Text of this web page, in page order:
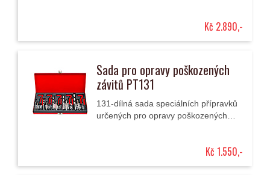
Kč 2.890,-
Sada pro opravy poškozených
závitů PT131
131-dílná sada speciálních přípravků
určených pro opravy poškozených
Kč 1.550,-